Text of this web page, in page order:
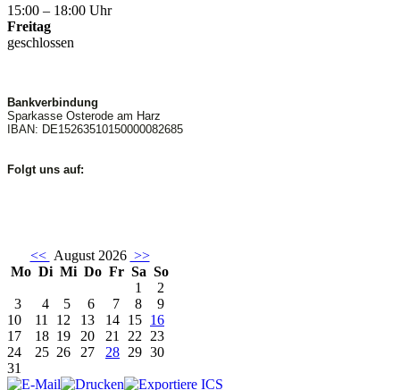
15:00 – 18:00 Uhr
Freitag
geschlossen
Bankverbindung
Sparkasse Osterode am Harz
IBAN: DE15263510150000082685
Folgt uns auf:
<< August 2026 >>
Mo Di Mi Do Fr Sa So
1
2
3
4 5 6 7 8
9
10
11 12 13 14 15 16
17
18 19 20 21 22 23
24
25 26 27 28 29 30
31